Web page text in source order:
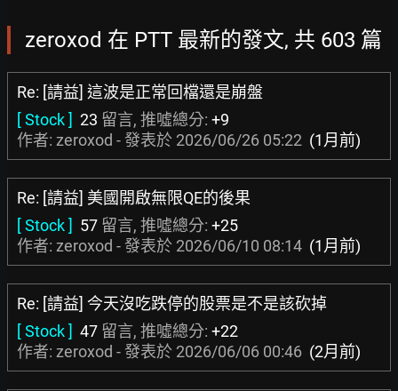
zeroxod 在 PTT 最新的發文, 共 603 篇
Re: [請益] 這波是正常回檔還是崩盤
[ Stock ] 23 留言, 推噓總分: +9
作者: zeroxod - 發表於 2026/06/26 05:22 (1月前)
Re: [請益] 美國開啟無限QE的後果
[ Stock ] 57 留言, 推噓總分: +25
作者: zeroxod - 發表於 2026/06/10 08:14 (1月前)
Re: [請益] 今天沒吃跌停的股票是不是該砍掉
[ Stock ] 47 留言, 推噓總分: +22
作者: zeroxod - 發表於 2026/06/06 00:46 (2月前)